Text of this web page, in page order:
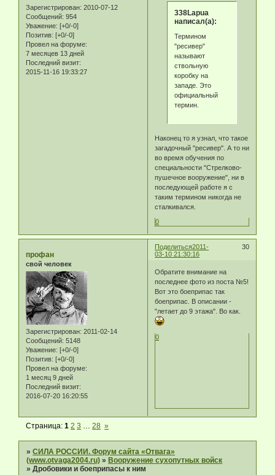
Зарегистрирован: 2010-07-12
Сообщений: 954
Уважение: [+0/-0]
Позитив: [+0/-0]
Провел на форуме:
7 месяцев 13 дней
Последний визит:
2015-11-16 19:33:27
338Lapua
написал(а):
Термином
"ресивер"
называют
ствольную
коробку на
западе. Это
официальный
термин.
Наконец то я узнал, что такое
загадочный "ресивер". А то ни
во время обучения по
специальности "Стрелково-
пушечное вооружение", ни в
последующей работе я с
таким термином никогда не
сталкивался.
0
Поделиться 30
2011-
03-10 21:30:16
профан
свой человек
Зарегистрирован: 2011-02-14
Сообщений: 5148
Уважение: [+0/-0]
Позитив: [+0/-0]
Провел на форуме:
1 месяц 9 дней
Последний визит:
2016-07-20 16:20:55
Обратите внимание на
последнее фото из поста №5!
Вот это боеприпас так
боеприпас. В описании -
"летает до 9 этажа". Во как.
0
Страница:1 2 3 … 28 »
»СИЛА РОССИИ. Форум сайта «Отвага»
(www.otvaga2004.ru) »Вооружение сухопутных войск
»Дробовики и боеприпасы к ним